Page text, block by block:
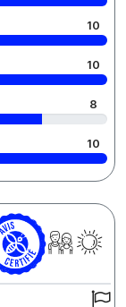
10
10
8
10